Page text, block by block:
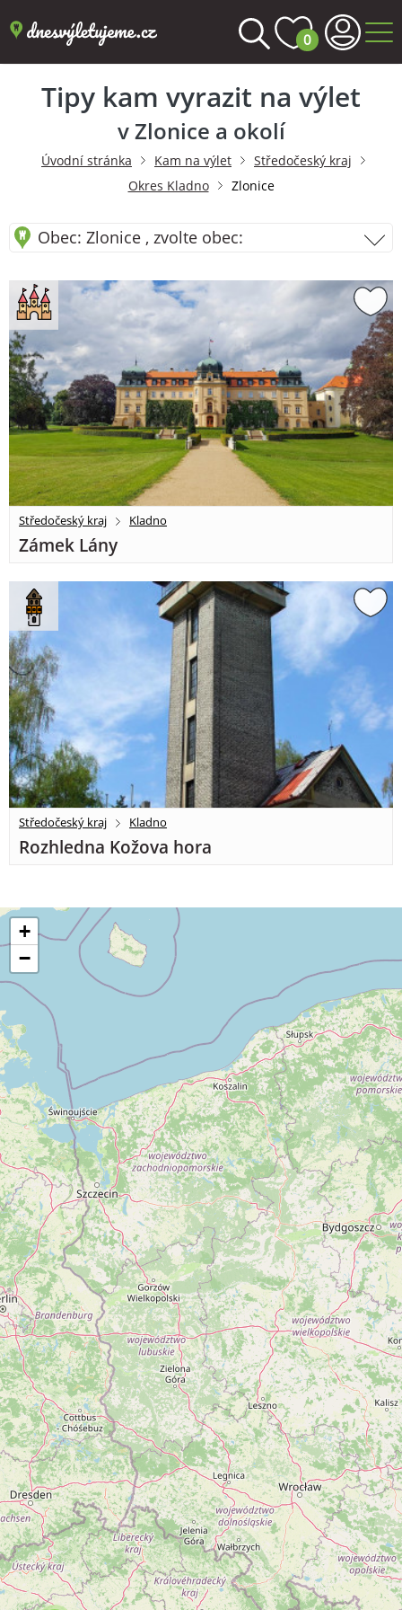
0
Tipy kam vyrazit na výlet
v Zlonice a okolí
Úvodní stránka Kam na výlet
Středočeský kraj
Okres Kladno
Zlonice
Obec: Zlonice , zvolte obec:
Středočeský kraj Kladno
Zámek Lány
Středočeský kraj Kladno
Rozhledna Kožova hora
+
−